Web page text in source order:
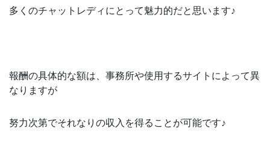
多くのチャットレディにとって魅力的だと思います♪
報酬の具体的な額は、事務所や使用するサイトによって異
なりますが
努力次第でそれなりの収入を得ることが可能です♪